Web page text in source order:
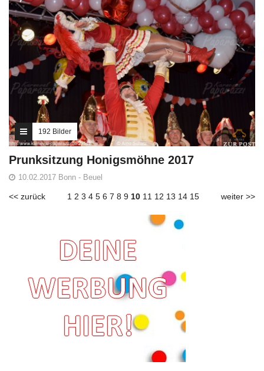
192 Bilder
Prunksitzung Honigsmöhne 2017
10.02.2017 Bonn - Beuel
<< zurück 1 2 3 4 5 6 7 8 9 10 11 12 13 14 15 weiter >>